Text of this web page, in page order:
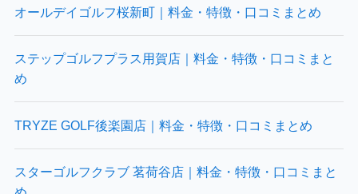
オールデイゴルフ桜新町｜料金・特徴・口コミまとめ
ステップゴルフプラス用賀店｜料金・特徴・口コミまと
め
TRYZE GOLF後楽園店｜料金・特徴・口コミまとめ
スターゴルフクラブ 茗荷谷店｜料金・特徴・口コミまと